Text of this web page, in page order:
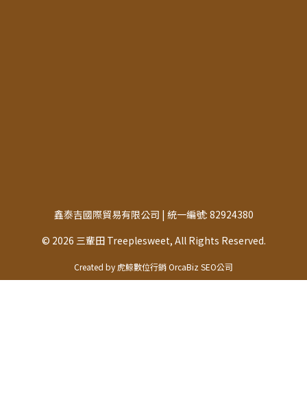
鑫泰吉國際貿易有限公司 | 統一編號: 82924380
© 2026 三輩田 Treeplesweet, All Rights Reserved.
Created by 虎鯨數位行銷 OrcaBiz SEO公司